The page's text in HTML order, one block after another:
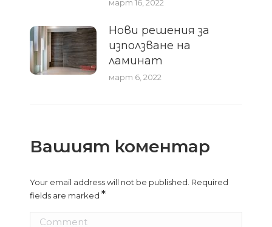
март 16, 2022
Нови решения за
използване на
ламинат
март 6, 2022
Вашият коментар
Your email address will not be published. Required
fields are marked*
Comment